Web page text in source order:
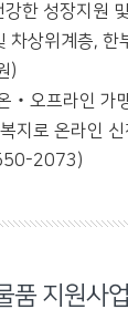
한 성장지원
상위계층, 한
)
‧오프라인 가
지로 온라인 신
2073)
품 지원사업